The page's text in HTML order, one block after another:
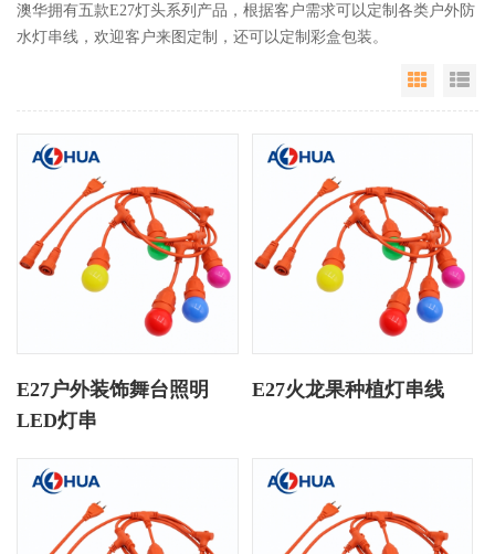
澳华拥有五款E27灯头系列产品，根据客户需求可以定制各类户外防
水灯串线，欢迎客户来图定制，还可以定制彩盒包装。
Grid
E27户外装饰舞台照明
LED灯串
E27火龙果种植灯串线